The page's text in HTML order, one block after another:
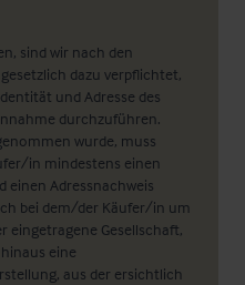
sind wir nach den
dazu verpflichtet,
und Adresse des
durchzuführen.
wurde, muss
in mindestens einen
einen Adressnachweis
bei dem/der Käufer/in um
eingetragene Gesellschaft,
eine
aus der ersichtlich